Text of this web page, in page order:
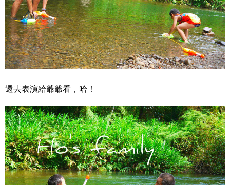
還去表演給爺爺看，哈！